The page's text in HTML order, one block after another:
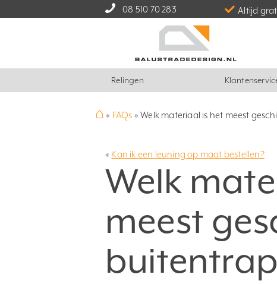
08 510 70 283 Altijd
Relingen
⌂ » FAQs »Welk materiaal is het meest
« Kan ik een leuning op maat bestellen?
Welk
meest